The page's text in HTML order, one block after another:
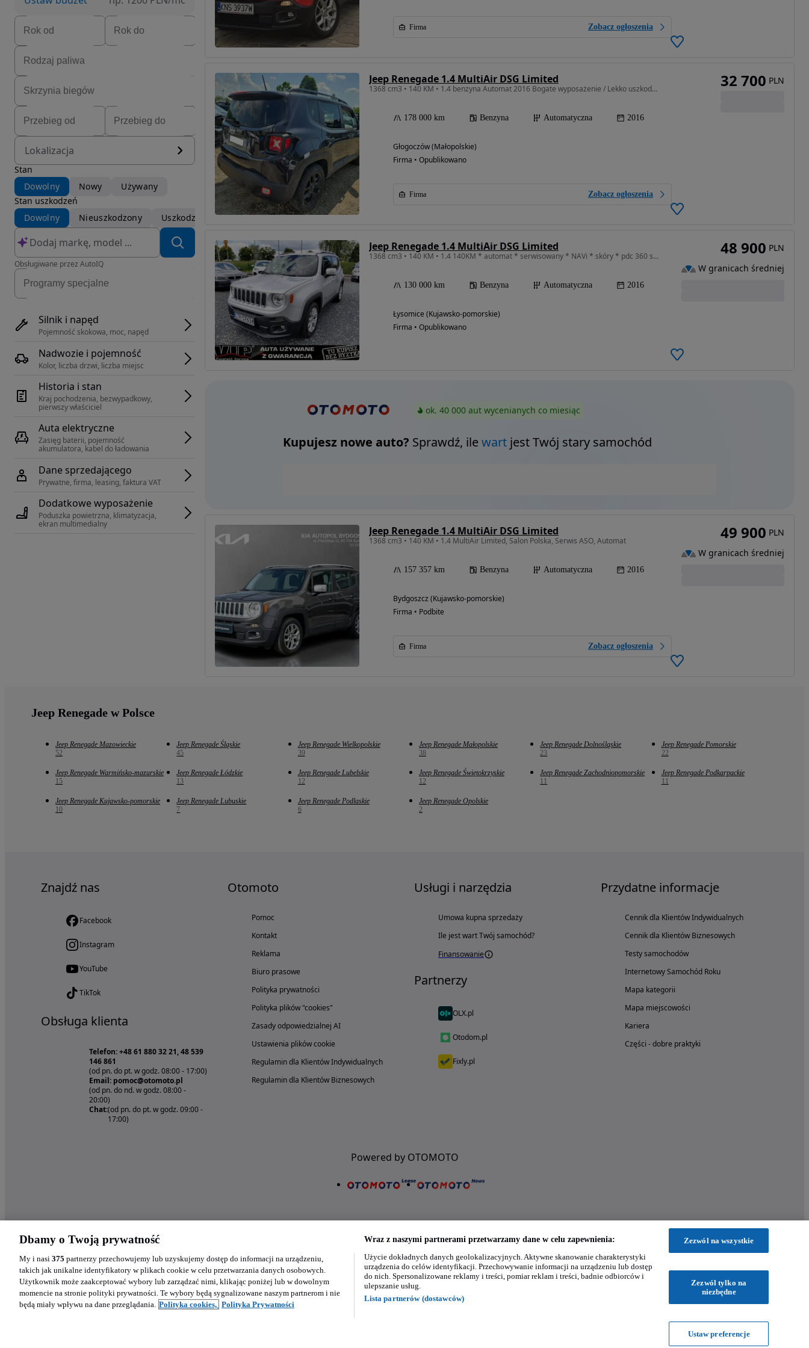
Lokalizacja
Stan
Dowolny
Nowy
Używany
Stan uszkodzeń
Dowolny
Nieuszkodzony Uszkodzony
Obsługiwane przez AutoIQ
Silnik i napęd
Pojemność skokowa, moc, napęd
Nadwozie i pojemność
Kolor, liczba drzwi, liczba miejsc
Historia i stan
Kraj pochodzenia, bezwypadkowy,
pierwszy właściciel
Auta elektryczne
Zasięg baterii, pojemność
akumulatora, kabel do ładowania
Dane sprzedającego
Prywatne, firma, leasing, faktura VAT
Dodatkowe wyposażenie
Poduszka powietrzna, klimatyzacja,
ekran multimedialny
Firma Zobacz ogłoszenia
Jeep Renegade 1.4 MultiAir DSG Limited
1368 cm3 • 140 KM • 1.4 benzyna Automat 2016 Bogate wyposażenie / Lekko uszkodzony
178 000 km Benzyna Automatyczna 2016
Głogoczów (Małopolskie)
Firma • Opublikowano
Firma Zobacz ogłoszenia
32 700 PLN
Jeep Renegade 1.4 MultiAir DSG Limited
1368 cm3 • 140 KM • 1.4 140KM * automat * serwisowany * NAVi * skóry * pdc 360 stopni
130 000 km Benzyna Automatyczna 2016
Łysomice (Kujawsko-pomorskie)
Firma • Opublikowano
48 900 PLN
W granicach średniej
ok. 40 000 aut wycenianych co miesiąc
Kupujesz nowe auto? Sprawdź, ilewartjest Twój stary samochód
Jeep Renegade 1.4 MultiAir DSG Limited
1368 cm3 • 140 KM • 1.4 MultiAir Limited, Salon Polska, Serwis ASO, Automat
157 357 km Benzyna Automatyczna 2016
Bydgoszcz (Kujawsko-pomorskie)
Firma • Podbite
Firma Zobacz ogłoszenia
49 900 PLN
W granicach średniej
Jeep Renegade w Polsce
Jeep Renegade Mazowieckie
52
Jeep Renegade Śląskie
45
Jeep Renegade Wielkopolskie
39
Jeep Renegade Małopolskie
38
Jeep Renegade Dolnośląskie
23
Jeep Renegade Pomorskie
22
Jeep Renegade Warmińsko-mazurskie
15
Jeep Renegade Łódzkie
13
Jeep Renegade Lubelskie
12
Jeep Renegade Świętokrzyskie
12
Jeep Renegade Zachodniopomorskie
11
Jeep Renegade Podkarpackie
11
Jeep Renegade Kujawsko-pomorskie
10
Jeep Renegade Lubuskie
7
Jeep Renegade Podlaskie
6
Jeep Renegade Opolskie
2
Znajdź nas
Facebook
Instagram
YouTube
TikTok
Obsługa klienta
Telefon: +48 61 880 32 21, 48 539
146 861
(od pn. do pt. w godz. 08:00 - 17:00)
Email: pomoc@otomoto.pl
(od pn. do nd. w godz. 08:00 -
20:00)
Chat:(od pn. do pt. w godz. 09:00 -
17:00)
Otomoto
Pomoc
Kontakt
Reklama
Biuro prasowe
Polityka prywatności
Polityka plików "cookies"
Zasady odpowiedzialnej AI
Ustawienia plików cookie
Regulamin dla Klientów Indywidualnych
Regulamin dla Klientów Biznesowych
Usługi i narzędzia
Umowa kupna sprzedaży
Ile jest wart Twój samochód?
Finansowanie
Partnerzy
OLX.pl
Otodom.pl
Fixly.pl
Przydatne informacje
Cennik dla Klientów Indywidualnych
Cennik dla Klientów Biznesowych
Testy samochodów
Internetowy Samochód Roku
Mapa kategorii
Mapa miejscowości
Kariera
Części - dobre praktyki
Powered by OTOMOTO
Nasze aplikacje w twoim telefonie
Dbamy o Twoją prywatność
My i nasi 375 partnerzy przechowujemy lub uzyskujemy dostęp do informacji na urządzeniu,
takich jak unikalne identyfikatory w plikach cookie w celu przetwarzania danych osobowych.
Użytkownik może zaakceptować wybory lub zarządzać nimi, klikając poniżej lub w dowolnym
momencie na stronie polityki prywatności. Te wybory będą sygnalizowane naszym partnerom i nie
będą miały wpływu na dane przeglądania. Polityka cookies, Polityka Prywatności
Wraz z naszymi partnerami przetwarzamy dane w celu zapewnienia:
Użycie dokładnych danych geolokalizacyjnych. Aktywne skanowanie charakterystyki
urządzenia do celów identyfikacji. Przechowywanie informacji na urządzeniu lub dostęp
do nich. Spersonalizowane reklamy i treści, pomiar reklam i treści, badnie odbiorców i
ulepszanie usług.
Lista partnerów (dostawców)
Zezwól na wszystkie
Zezwól tylko na
niezbędne
Ustaw preferencje